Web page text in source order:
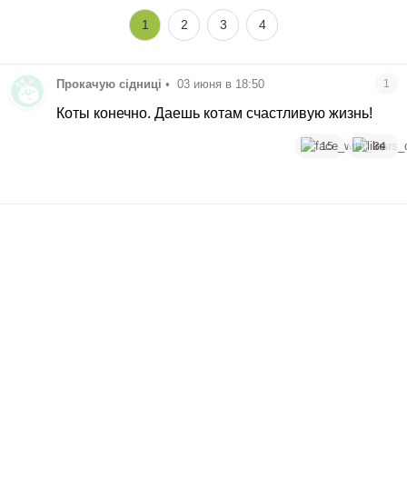
1 2 3 4
Прокачую сідниці • 03 июня в 18:50 1
Коты конечно. Даешь котам счастливую жизнь!
15 34